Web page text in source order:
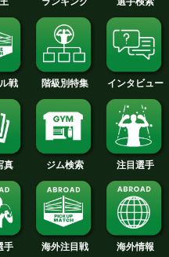
2015年
2014年
2013年
2012年